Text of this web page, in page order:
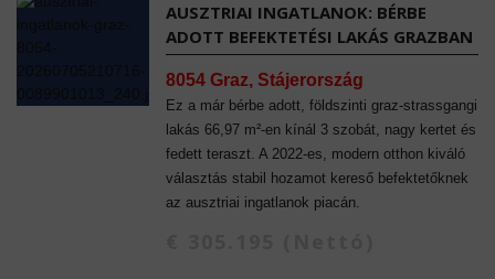
AUSZTRIAI INGATLANOK: BÉRBE
ADOTT BEFEKTETÉSI LAKÁS GRAZBAN
8054 Graz, Stájerország
Ez a már bérbe adott, földszinti graz-strassgangi
lakás 66,97 m²-en kínál 3 szobát, nagy kertet és
fedett teraszt. A 2022-es, modern otthon kiváló
választás stabil hozamot kereső befektetőknek
az ausztriai ingatlanok piacán.